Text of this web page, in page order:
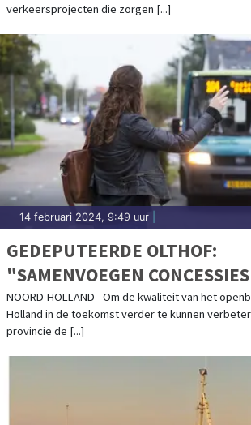
verkeersprojecten die zorgen [...]
14 februari 2024, 9:49 uur
GEDEPUTEERDE OLTHOF:
"SAMENVOEGEN CONCESSIES
NOODZAKELIJK OM
VOOR IEDEREEN GOED EN
NOORD-HOLLAND - Om de kwaliteit van het
Holland in de toekomst verder te kunnen
provincie de [...]